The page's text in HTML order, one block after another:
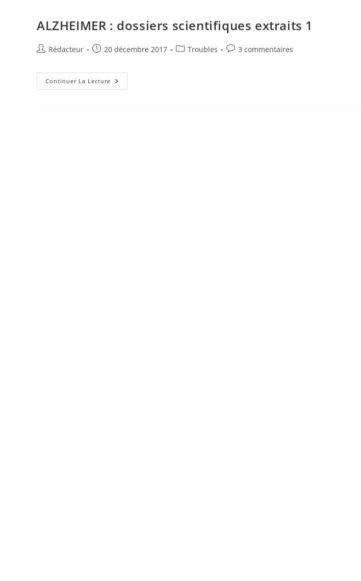
ALZHEIMER : dossiers scientifiques extraits 1
Auteur/autrice
la
publication :
Rédacteur
Publication
20 décembre 2017
PostTroubles
Commentaires
3 commentaires
Continuer La Lecture ALZHEIMER
: